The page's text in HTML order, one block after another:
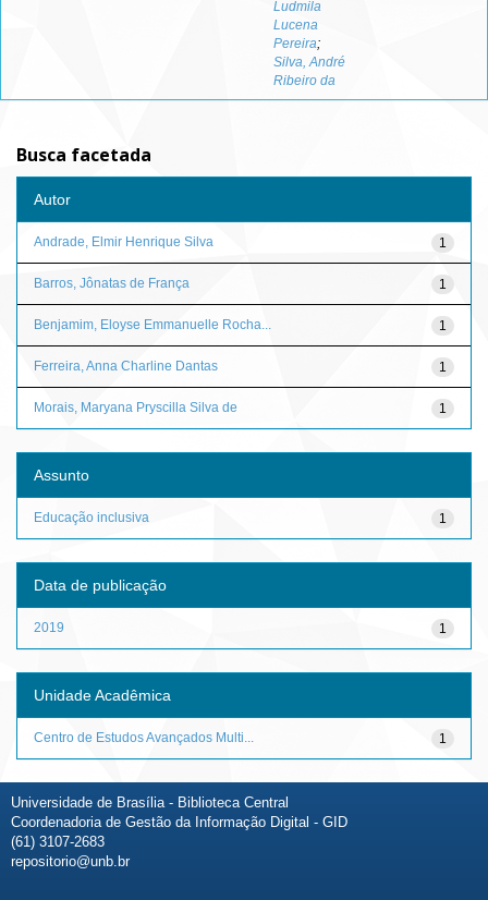
Ludmila
Lucena
Pereira;
Silva, André
Ribeiro da
Busca facetada
Autor
1
Andrade, Elmir Henrique Silva
1
Barros, Jônatas de França
1
Benjamim, Eloyse Emmanuelle Rocha...
1
Ferreira, Anna Charline Dantas
1
Morais, Maryana Pryscilla Silva de
Assunto
1
Educação inclusiva
Data de publicação
1
2019
Unidade Acadêmica
1
Centro de Estudos Avançados Multi...
Universidade de Brasília - Biblioteca Central
Coordenadoria de Gestão da Informação Digital - GID
(61) 3107-2683
repositorio@unb.br